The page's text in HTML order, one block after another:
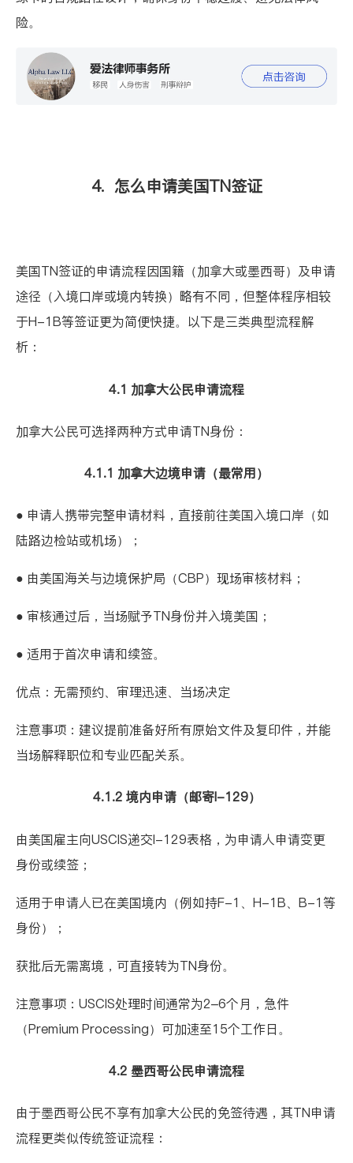
险。
4. 怎么申请美国TN签证
美国TN签证的申请流程因国籍（加拿大或墨西哥）及申请
途径（入境口岸或境内转换）略有不同，但整体程序相较
于H-1B等签证更为简便快捷。以下是三类典型流程解
析：
4.1 加拿大公民申请流程
加拿大公民可选择两种方式申请TN身份：
4.1.1 加拿大边境申请（最常用）
● 申请人携带完整申请材料，直接前往美国入境口岸（如
陆路边检站或机场）；
● 由美国海关与边境保护局（CBP）现场审核材料；
● 审核通过后，当场赋予TN身份并入境美国；
● 适用于首次申请和续签。
优点：无需预约、审理迅速、当场决定
注意事项：建议提前准备好所有原始文件及复印件，并能
当场解释职位和专业匹配关系。
4.1.2 境内申请（邮寄I-129）
由美国雇主向USCIS递交I-129表格 ，为申请人申请变更
身份或续签；
适用于申请人已在美国境内（例如持F-1、H-1B、B-1等
身份）；
获批后无需离境，可直接转为TN身份。
注意事项：USCIS处理时间通常为2–6个月，急件
（Premium Processing）可加速至15个工作日。
4.2 墨西哥公民申请流程
由于墨西哥公民不享有加拿大公民的免签待遇，其TN申请
流程更类似传统签证流程：